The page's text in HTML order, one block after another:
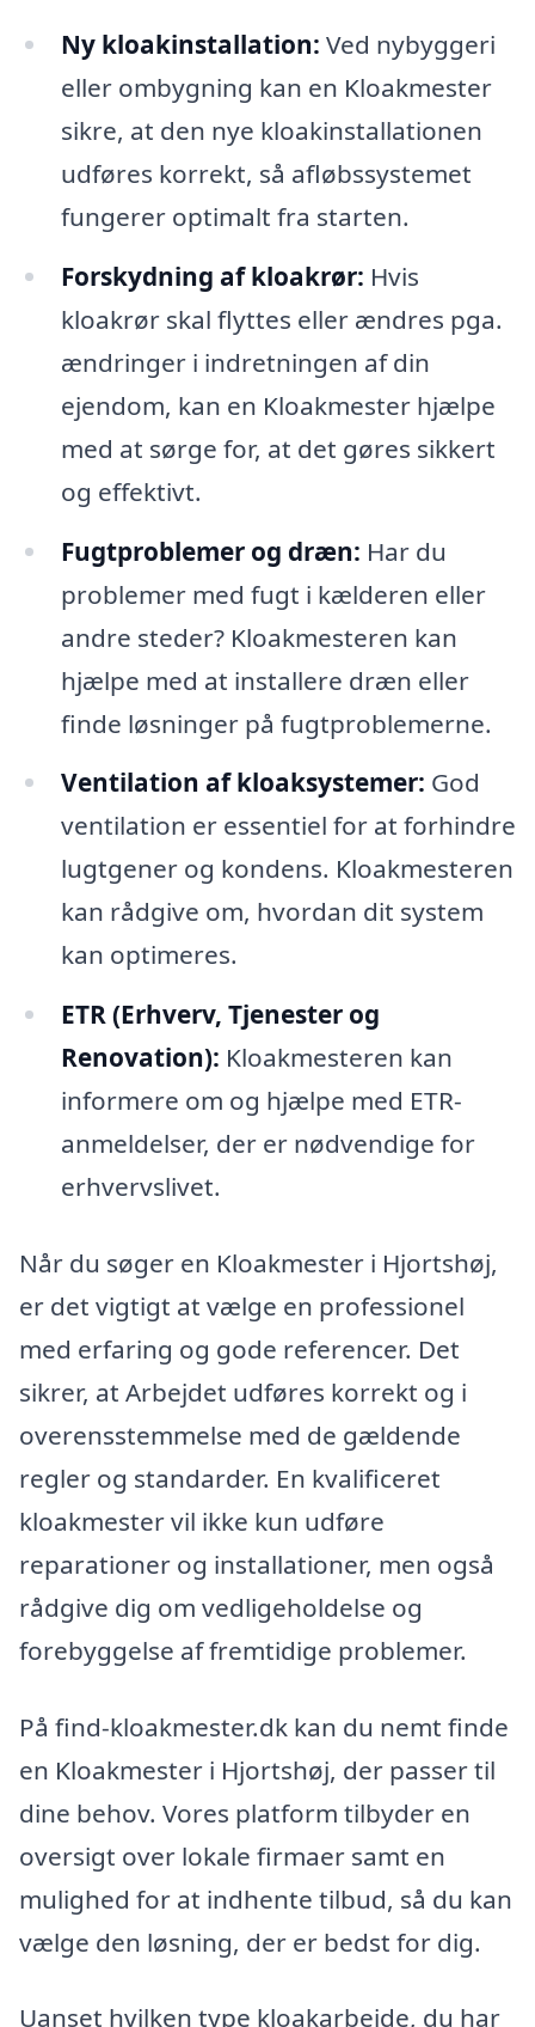
Ny kloakinstallation: Ved nybyggeri
eller ombygning kan en Kloakmester
sikre, at den nye kloakinstallationen
udføres korrekt, så afløbssystemet
fungerer optimalt fra starten.
Forskydning af kloakrør: Hvis
kloakrør skal flyttes eller ændres pga.
ændringer i indretningen af din
ejendom, kan en Kloakmester hjælpe
med at sørge for, at det gøres sikkert
og effektivt.
Fugtproblemer og dræn: Har du
problemer med fugt i kælderen eller
andre steder? Kloakmesteren kan
hjælpe med at installere dræn eller
finde løsninger på fugtproblemerne.
Ventilation af kloaksystemer: God
ventilation er essentiel for at forhindre
lugtgener og kondens. Kloakmesteren
kan rådgive om, hvordan dit system
kan optimeres.
ETR (Erhverv, Tjenester og
Renovation): Kloakmesteren kan
informere om og hjælpe med ETR-
anmeldelser, der er nødvendige for
erhvervslivet.
Når du søger en Kloakmester i Hjortshøj,
er det vigtigt at vælge en professionel
med erfaring og gode referencer. Det
sikrer, at Arbejdet udføres korrekt og i
overensstemmelse med de gældende
regler og standarder. En kvalificeret
kloakmester vil ikke kun udføre
reparationer og installationer, men også
rådgive dig om vedligeholdelse og
forebyggelse af fremtidige problemer.
På find-kloakmester.dk kan du nemt finde
en Kloakmester i Hjortshøj, der passer til
dine behov. Vores platform tilbyder en
oversigt over lokale firmaer samt en
mulighed for at indhente tilbud, så du kan
vælge den løsning, der er bedst for dig.
Uanset hvilken type kloakarbejde, du har